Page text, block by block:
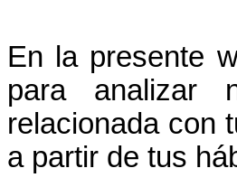
En la presente
para analizar
relacionada con
a partir de tus